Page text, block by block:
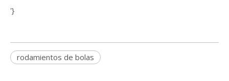
'}
rodamientos de bolas